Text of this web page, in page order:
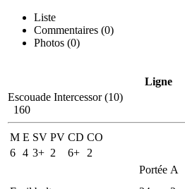
Liste
Commentaires (0)
Photos (0)
Ligne
Escouade Intercessor (10)
160
M E SV PV CD CO
6 4 3+ 2 6+
2
Portée A